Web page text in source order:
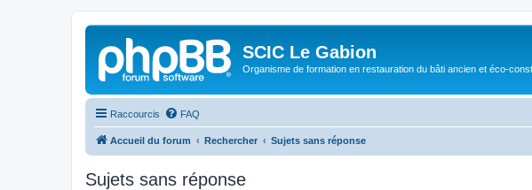
SCIC Le Gabion
Organisme de formation en restauration du bâti ancien et éco-
Raccourcis FAQ
Accueil du forum Rechercher Sujets sans réponse
Sujets sans réponse